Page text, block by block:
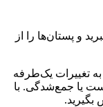
را از
یک‌طرفه
با